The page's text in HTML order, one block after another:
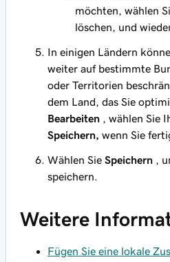
möchten, wählen
löschen, und
In einigen Ländern
weiter auf bestimmte
oder Territorien
dem Land, das Sie
Bearbeiten , wählen Sie
Speichern, wenn Sie
Wählen Sie Speichern ,
speichern.
Weitere
Fügen Sie eine lokale